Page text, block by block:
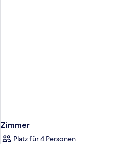
Zimmer
Platz für 4 Personen